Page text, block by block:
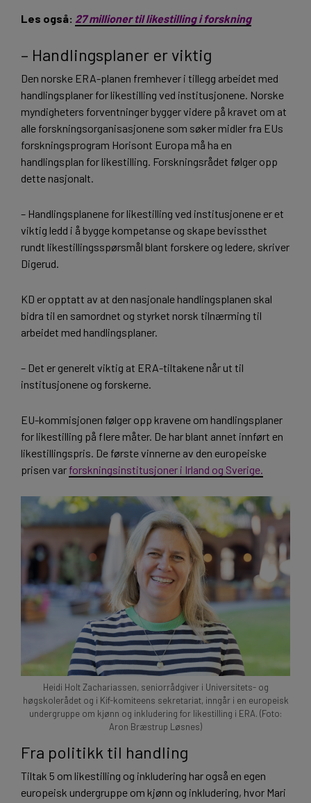
Les også: 27 millioner til likestilling i forskning
– Handlingsplaner er viktig
Den norske ERA-planen fremhever i tillegg arbeidet med
handlingsplaner for likestilling ved institusjonene. Norske
myndigheters forventninger bygger videre på kravet om at
alle forskningsorganisasjonene som søker midler fra EUs
forskningsprogram Horisont Europa må ha en
handlingsplan for likestilling. Forskningsrådet følger opp
dette nasjonalt.
– Handlingsplanene for likestilling ved institusjonene er et
viktig ledd i å bygge kompetanse og skape bevissthet
rundt likestillingsspørsmål blant forskere og ledere, skriver
Digerud.
KD er opptatt av at den nasjonale handlingsplanen skal
bidra til en samordnet og styrket norsk tilnærming til
arbeidet med handlingsplaner.
– Det er generelt viktig at ERA-tiltakene når ut til
institusjonene og forskerne.
EU-kommisjonen følger opp kravene om handlingsplaner
for likestilling på flere måter. De har blant annet innført en
likestillingspris. De første vinnerne av den europeiske
prisen var forskningsinstitusjoner i Irland og Sverige.
Heidi Holt Zachariassen, seniorrådgiver i Universitets- og
høgskolerådet og i Kif-komiteens sekretariat, inngår i en europeisk
undergruppe om kjønn og inkludering for likestilling i ERA. (Foto:
Aron Bræstrup Løsnes)
Fra politikk til handling
Tiltak 5 om likestilling og inkludering har også en egen
europeisk undergruppe om kjønn og inkludering, hvor Mari